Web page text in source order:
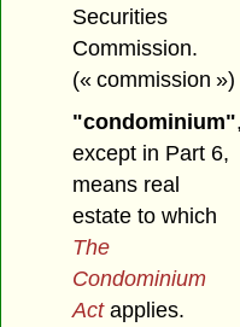
Securities
Commission.
(« commission »)
"condominium",
except in Part 6,
means real
estate to which
The
Condominium
Actapplies.